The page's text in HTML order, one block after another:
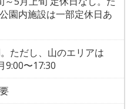
園内施設は一部定休日あ
ただし、山のエリアは
9:00〜17:30